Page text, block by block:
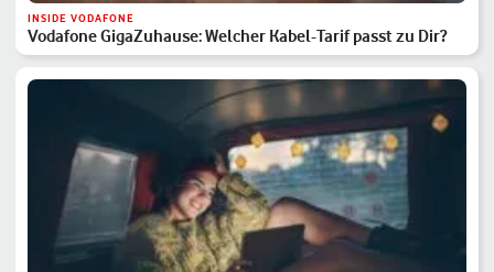
INSIDE VODAFONE
Vodafone GigaZuhause: Welcher Kabel-Tarif passt zu Dir?